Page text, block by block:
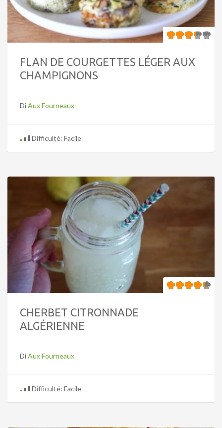
FLAN DE COURGETTES LÉGER AUX
CHAMPIGNONS
DiAux Fourneaux
Difficulté: Facile
CHERBET CITRONNADE
ALGÉRIENNE
DiAux Fourneaux
Difficulté: Facile